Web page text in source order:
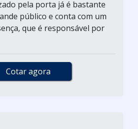
pela porta já é bastante
público e conta com um
que é responsável por
Cotar agora